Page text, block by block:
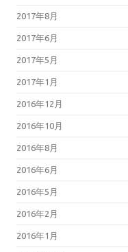
2017年8月
2017年6月
2017年5月
2017年1月
2016年12月
2016年10月
2016年8月
2016年6月
2016年5月
2016年2月
2016年1月